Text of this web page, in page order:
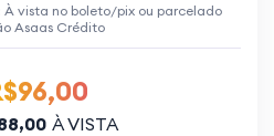
vista no boleto/pix ou parcelado
Asaas Crédito
À VISTA